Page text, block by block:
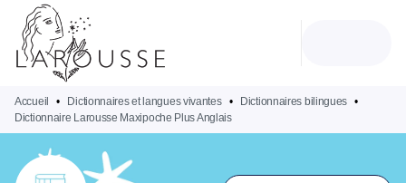
MENU
PIED DE PAGE
Accueil • Dictionnaires et langues vivantes • Dictionnaires bilingues •
Dictionnaire Larousse Maxipoche Plus Anglais